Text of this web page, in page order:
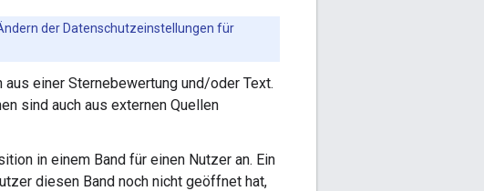
der Datenschutzeinstellungen für
einer Sternebewertung und/oder Text.
sind auch aus externen Quellen
in einem Band für einen Nutzer an. Ein
diesen Band noch nicht geöffnet hat,